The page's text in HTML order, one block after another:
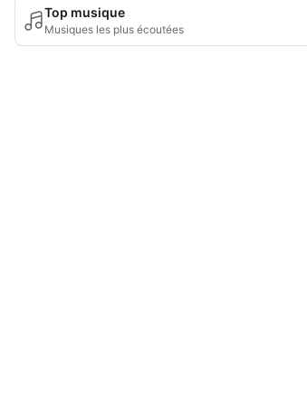
Top musique
Musiques les plus écoutées